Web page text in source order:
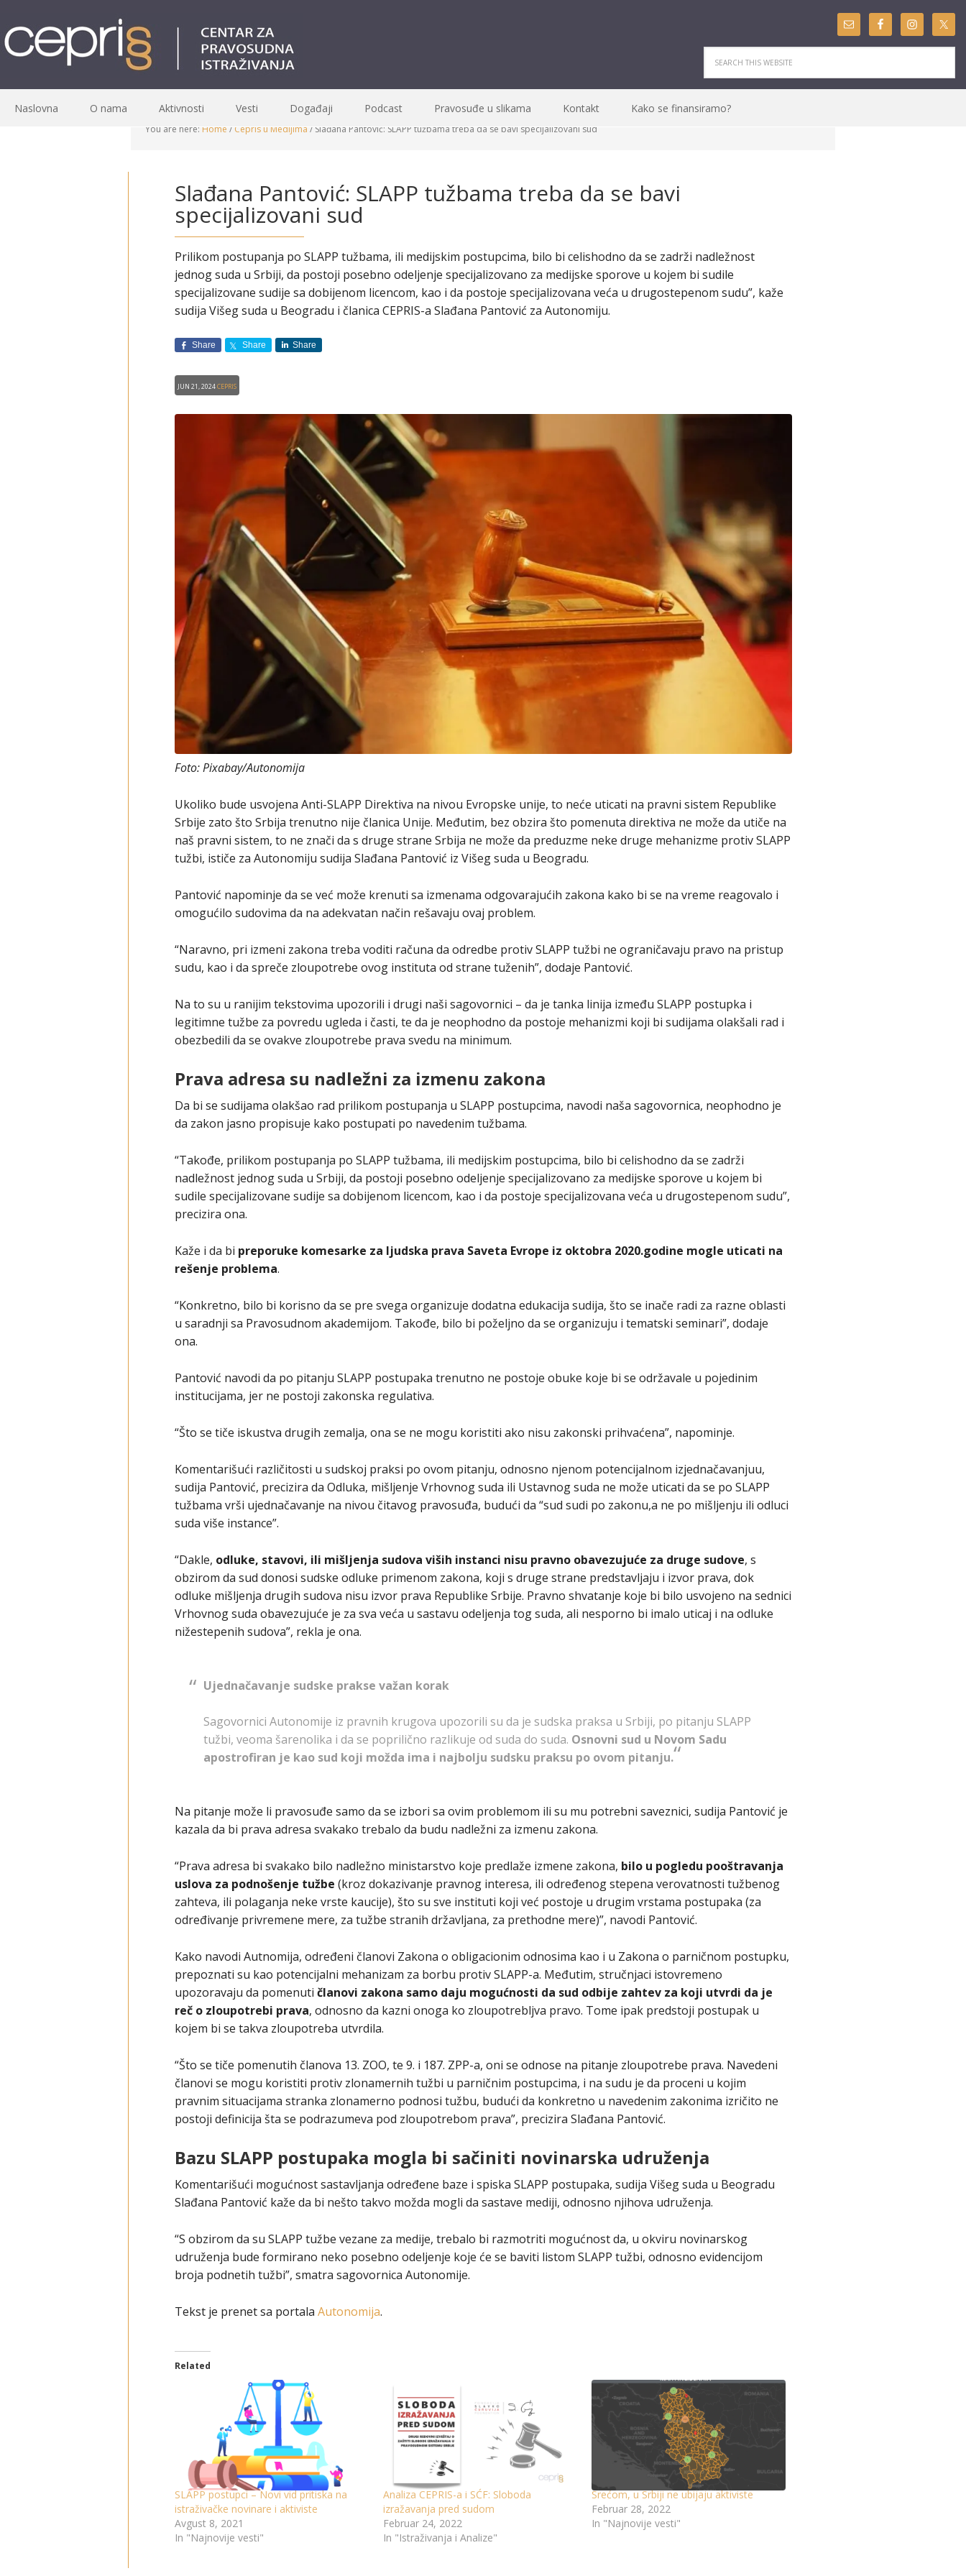
Naslovna O nama Aktivnosti Vesti Događaji Podcast Pravosuđe u slikama Kontakt Kako se finansiramo?
You are here: Home /Cepris u Medijima /Slađana Pantović: SLAPP tužbama treba da se bavi specijalizovani sud
Slađana Pantović: SLAPP tužbama treba da se bavi
specijalizovani sud
Prilikom postupanja po SLAPP tužbama, ili medijskim postupcima, bilo bi celishodno da se zadrži nadležnost
jednog suda u Srbiji, da postoji posebno odeljenje specijalizovano za medijske sporove u kojem bi sudile
specijalizovane sudije sa dobijenom licencom, kao i da postoje specijalizovana veća u drugostepenom sudu”, kaže
sudija Višeg suda u Beogradu i članica CEPRIS-a Slađana Pantović za Autonomiju.
Share Share Share
Jun 21, 2024CEPRIS
Foto: Pixabay/Autonomija
Ukoliko bude usvojena Anti-SLAPP Direktiva na nivou Evropske unije, to neće uticati na pravni sistem Republike
Srbije zato što Srbija trenutno nije članica Unije. Međutim, bez obzira što pomenuta direktiva ne može da utiče na
naš pravni sistem, to ne znači da s druge strane Srbija ne može da preduzme neke druge mehanizme protiv SLAPP
tužbi, ističe za Autonomiju sudija Slađana Pantović iz Višeg suda u Beogradu.
Pantović napominje da se već može krenuti sa izmenama odgovarajućih zakona kako bi se na vreme reagovalo i
omogućilo sudovima da na adekvatan način rešavaju ovaj problem.
“Naravno, pri izmeni zakona treba voditi računa da odredbe protiv SLAPP tužbi ne ograničavaju pravo na pristup
sudu, kao i da spreče zloupotrebe ovog instituta od strane tuženih”, dodaje Pantović.
Na to su u ranijim tekstovima upozorili i drugi naši sagovornici – da je tanka linija između SLAPP postupka i
legitimne tužbe za povredu ugleda i časti, te da je neophodno da postoje mehanizmi koji bi sudijama olakšali rad i
obezbedili da se ovakve zloupotrebe prava svedu na minimum.
Prava adresa su nadležni za izmenu zakona
Da bi se sudijama olakšao rad prilikom postupanja u SLAPP postupcima, navodi naša sagovornica, neophodno je
da zakon jasno propisuje kako postupati po navedenim tužbama.
“Takođe, prilikom postupanja po SLAPP tužbama, ili medijskim postupcima, bilo bi celishodno da se zadrži
nadležnost jednog suda u Srbiji, da postoji posebno odeljenje specijalizovano za medijske sporove u kojem bi
sudile specijalizovane sudije sa dobijenom licencom, kao i da postoje specijalizovana veća u drugostepenom sudu”,
precizira ona.
Kaže i da bi preporuke komesarke za ljudska prava Saveta Evrope iz oktobra 2020.godine mogle uticati na
rešenje problema.
“Konkretno, bilo bi korisno da se pre svega organizuje dodatna edukacija sudija, što se inače radi za razne oblasti
u saradnji sa Pravosudnom akademijom. Takođe, bilo bi poželjno da se organizuju i tematski seminari”, dodaje
ona.
Pantović navodi da po pitanju SLAPP postupaka trenutno ne postoje obuke koje bi se održavale u pojedinim
institucijama, jer ne postoji zakonska regulativa.
“Što se tiče iskustva drugih zemalja, ona se ne mogu koristiti ako nisu zakonski prihvaćena”, napominje.
Komentarišući različitosti u sudskoj praksi po ovom pitanju, odnosno njenom potencijalnom izjednačavanjuu,
sudija Pantović, precizira da Odluka, mišljenje Vrhovnog suda ili Ustavnog suda ne može uticati da se po SLAPP
tužbama vrši ujednačavanje na nivou čitavog pravosuđa, budući da “sud sudi po zakonu,a ne po mišljenju ili odluci
suda više instance”.
“Dakle, odluke, stavovi, ili mišljenja sudova viših instanci nisu pravno obavezujuće za druge sudove, s
obzirom da sud donosi sudske odluke primenom zakona, koji s druge strane predstavljaju i izvor prava, dok
odluke mišljenja drugih sudova nisu izvor prava Republike Srbije. Pravno shvatanje koje bi bilo usvojeno na sednici
Vrhovnog suda obavezujuće je za sva veća u sastavu odeljenja tog suda, ali nesporno bi imalo uticaj i na odluke
nižestepenih sudova”, rekla je ona.
Ujednačavanje sudske prakse važan korak
Sagovornici Autonomije iz pravnih krugova upozorili su da je sudska praksa u Srbiji, po pitanju SLAPP
tužbi, veoma šarenolika i da se poprilično razlikuje od suda do suda. Osnovni sud u Novom Sadu
apostrofiran je kao sud koji možda ima i najbolju sudsku praksu po ovom pitanju.
Na pitanje može li pravosuđe samo da se izbori sa ovim problemom ili su mu potrebni saveznici, sudija Pantović je
kazala da bi prava adresa svakako trebalo da budu nadležni za izmenu zakona.
“Prava adresa bi svakako bilo nadležno ministarstvo koje predlaže izmene zakona, bilo u pogledu pooštravanja
uslova za podnošenje tužbe (kroz dokazivanje pravnog interesa, ili određenog stepena verovatnosti tužbenog
zahteva, ili polaganja neke vrste kaucije), što su sve instituti koji već postoje u drugim vrstama postupaka (za
određivanje privremene mere, za tužbe stranih državljana, za prethodne mere)”, navodi Pantović.
Kako navodi Autnomija, određeni članovi Zakona o obligacionim odnosima kao i u Zakona o parničnom postupku,
prepoznati su kao potencijalni mehanizam za borbu protiv SLAPP-a. Međutim, stručnjaci istovremeno
upozoravaju da pomenuti članovi zakona samo daju mogućnosti da sud odbije zahtev za koji utvrdi da je
reč o zloupotrebi prava, odnosno da kazni onoga ko zloupotrebljva pravo. Tome ipak predstoji postupak u
kojem bi se takva zloupotreba utvrdila.
“Što se tiče pomenutih članova 13. ZOO, te 9. i 187. ZPP-a, oni se odnose na pitanje zloupotrebe prava. Navedeni
članovi se mogu koristiti protiv zlonamernih tužbi u parničnim postupcima, i na sudu je da proceni u kojim
pravnim situacijama stranka zlonamerno podnosi tužbu, budući da konkretno u navedenim zakonima izričito ne
postoji definicija šta se podrazumeva pod zloupotrebom prava”, precizira Slađana Pantović.
Bazu SLAPP postupaka mogla bi sačiniti novinarska udruženja
Komentarišući mogućnost sastavljanja određene baze i spiska SLAPP postupaka, sudija Višeg suda u Beogradu
Slađana Pantović kaže da bi nešto takvo možda mogli da sastave mediji, odnosno njihova udruženja.
“S obzirom da su SLAPP tužbe vezane za medije, trebalo bi razmotriti mogućnost da, u okviru novinarskog
udruženja bude formirano neko posebno odeljenje koje će se baviti listom SLAPP tužbi, odnosno evidencijom
broja podnetih tužbi”, smatra sagovornica Autonomije.
Tekst je prenet sa portala Autonomija.
Related
SLAPP postupci – Novi vid pritiska na
istraživačke novinare i aktiviste
Avgust 8, 2021
In "Najnovije vesti"
Analiza CEPRIS-a i SĆF: Sloboda
izražavanja pred sudom
Februar 24, 2022
In "Istraživanja i Analize"
Srećom, u Srbiji ne ubijaju aktiviste
Februar 28, 2022
In "Najnovije vesti"